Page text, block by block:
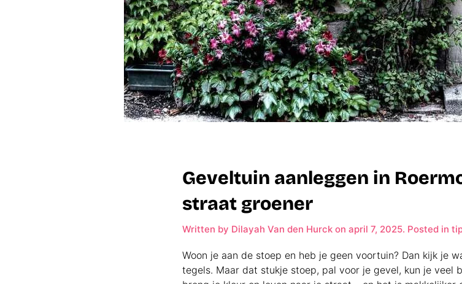
Geveltuin aanleggen in
straat groener
Written by Dilayah Van den Hurck on april 7, 2025. Posted in
Woon je aan de stoep en heb je geen voortuin? Dan kijk je
tegels. Maar dat stukje stoep, pal voor je gevel, kun je veel